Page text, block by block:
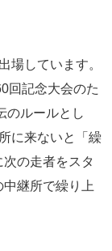
場しています。
回記念大会のた
のルールとし
に来ないと「繰
の走者をスタ
継所で繰り上